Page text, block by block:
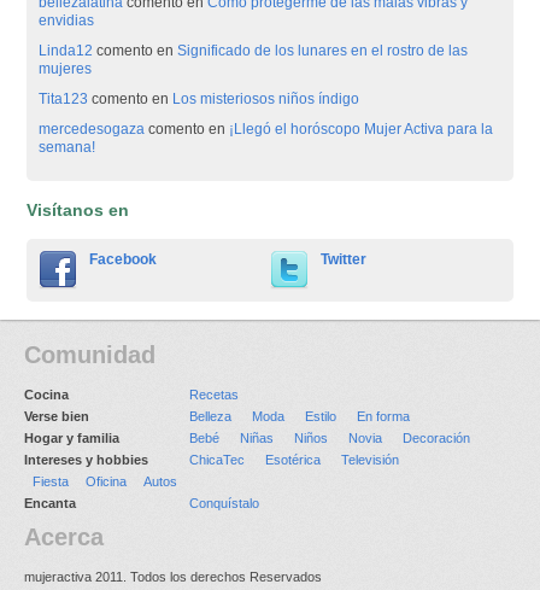
envidias
Linda12 comento enSignificado de los lunares en el rostro de las
mujeres
Tita123 comento en Los misteriosos niños índigo
mercedesogaza comento en ¡Llegó el horóscopo Mujer Activa para la
semana!
Visítanos en
Facebook Twitter
Comunidad
Cocina
Recetas
Verse bien
Belleza Moda Estilo
En forma
Hogar y familia
Bebé Niñas Niños Novia
Decoración
Intereses y hobbies
ChicaTec Esotérica
Televisión
Fiesta
Oficina
Autos
Encanta
Conquístalo
Acerca
mujeractiva 2011. Todos los derechos Reservados